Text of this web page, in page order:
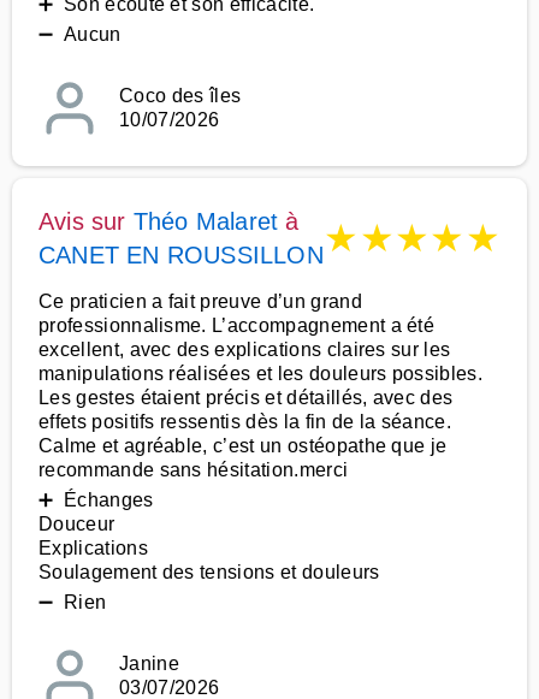
➕ Son écoute et son efficacité.
➖ Aucun
Coco des îles
10/07/2026
Avis sur Théo Malaret à
CANET EN ROUSSILLON★★★★★
Ce praticien a fait preuve d’un grand
professionnalisme. L’accompagnement a été
excellent, avec des explications claires sur les
manipulations réalisées et les douleurs possibles.
Les gestes étaient précis et détaillés, avec des
effets positifs ressentis dès la fin de la séance.
Calme et agréable, c’est un ostéopathe que je
recommande sans hésitation.merci
➕ Échanges
Douceur
Explications
Soulagement des tensions et douleurs
➖ Rien
Janine
03/07/2026